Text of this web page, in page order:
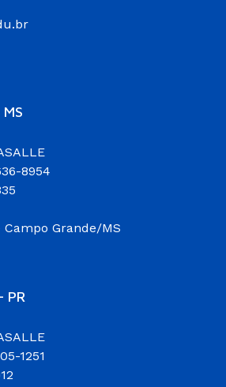
8954
Grande/MS
PR
1251